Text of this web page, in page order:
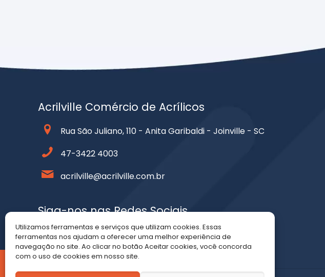
Utilizamos ferramentas e serviços que utilizam cookies. Essas
ferramentas nos ajudam a oferecer uma melhor experiência de
navegação no site. Ao clicar no botão Aceitar cookies, você concorda
com o uso de cookies em nosso site.
Acrilville Comércio de Acrílicos
Rua São Juliano, 110 - Anita Garibaldi - Joinville - SC
47-3422 4003
acrilville@acrilville.com.br
Siga-nos nas Redes Sociais